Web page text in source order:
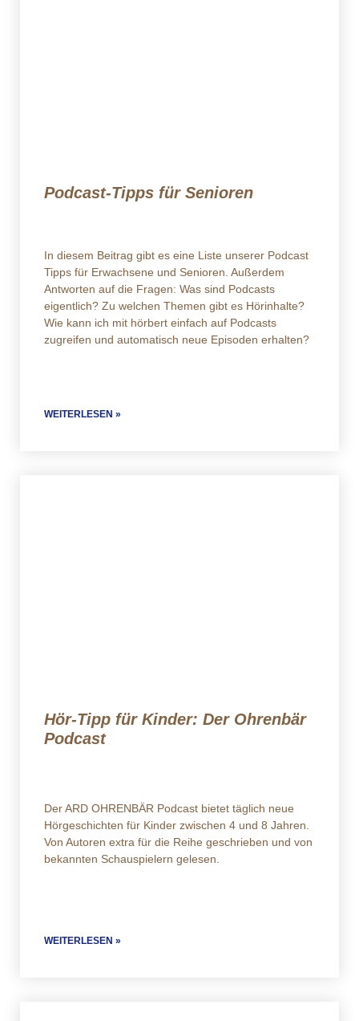
Podcast-Tipps für Senioren
In diesem Beitrag gibt es eine Liste unserer Podcast
Tipps für Erwachsene und Senioren. Außerdem
Antworten auf die Fragen: Was sind Podcasts
eigentlich? Zu welchen Themen gibt es Hörinhalte?
Wie kann ich mit hörbert einfach auf Podcasts
zugreifen und automatisch neue Episoden erhalten?
WEITERLESEN »
Hör-Tipp für Kinder: Der Ohrenbär
Podcast
Der ARD OHRENBÄR Podcast bietet täglich neue
Hörgeschichten für Kinder zwischen 4 und 8 Jahren.
Von Autoren extra für die Reihe geschrieben und von
bekannten Schauspielern gelesen.
WEITERLESEN »